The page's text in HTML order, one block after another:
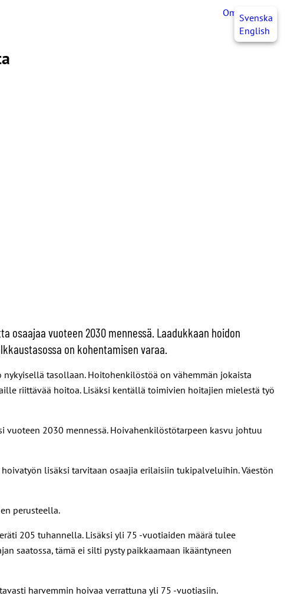
OmaJHLSvenska
English
osaajaa vuoteen 2030 mennessä. Laadukkaan hoidon
on kohentamisen varaa.
tasollaan. Hoitohenkilöstöä on vähemmän jokaista
riittävää hoitoa. Lisäksi kentällä toimivien hoitajien mielestä työ
vuoteen 2030 mennessä. Hoivahenkilöstötarpeen kasvu johtuu
lisäksi tarvitaan osaajia erilaisiin tukipalveluihin. Väestön
perusteella.
205 tuhannella. Lisäksi yli 75 -vuotiaiden määrä tulee
saatossa, tämä ei silti pysty paikkaamaan ikääntyneen
harvemmin hoivaa verrattuna yli 75 -vuotiasiin.